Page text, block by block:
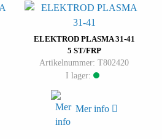
ELEKTROD PLASMA 31-41
5 ST/FRP
Artikelnummer: T802420
I lager:
Mer info